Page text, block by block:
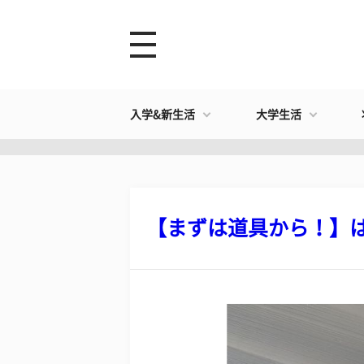
入学&新生活 大学生活
【まずは道具から！】